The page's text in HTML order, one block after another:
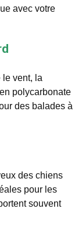
avec votre
le vent, la
polycarbonate
des balades à
des chiens
pour les
souvent